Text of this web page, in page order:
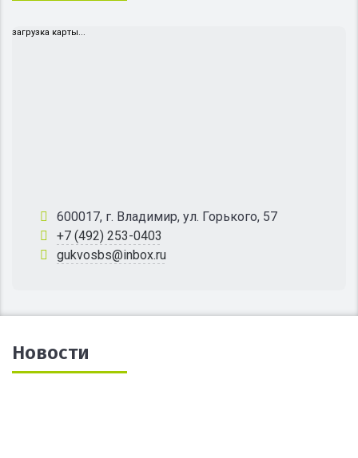
загрузка карты...
600017, г. Владимир, ул. Горького, 57
+7 (492) 253-0403
gukvosbs@inbox.ru
Новости